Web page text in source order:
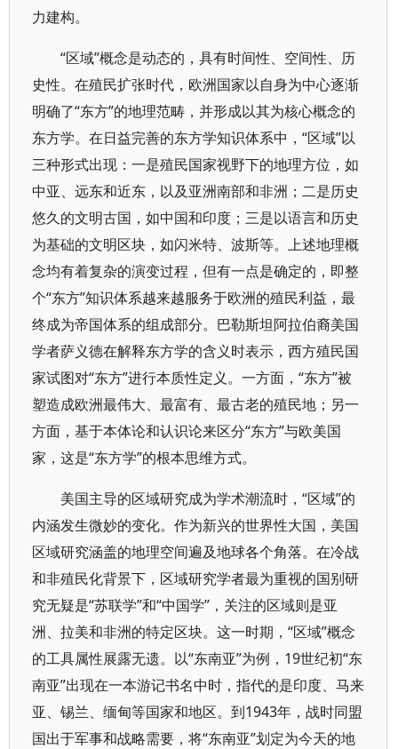
力建构。
“区域”概念是动态的，具有时间性、空间性、历
史性。在殖民扩张时代，欧洲国家以自身为中心逐渐
明确了“东方”的地理范畴，并形成以其为核心概念的
东方学。在日益完善的东方学知识体系中，“区域”以
三种形式出现：一是殖民国家视野下的地理方位，如
中亚、远东和近东，以及亚洲南部和非洲；二是历史
悠久的文明古国，如中国和印度；三是以语言和历史
为基础的文明区块，如闪米特、波斯等。上述地理概
念均有着复杂的演变过程，但有一点是确定的，即整
个“东方”知识体系越来越服务于欧洲的殖民利益，最
终成为帝国体系的组成部分。巴勒斯坦阿拉伯裔美国
学者萨义德在解释东方学的含义时表示，西方殖民国
家试图对“东方”进行本质性定义。一方面，“东方”被
塑造成欧洲最伟大、最富有、最古老的殖民地；另一
方面，基于本体论和认识论来区分“东方”与欧美国
家，这是“东方学”的根本思维方式。
美国主导的区域研究成为学术潮流时，“区域”的
内涵发生微妙的变化。作为新兴的世界性大国，美国
区域研究涵盖的地理空间遍及地球各个角落。在冷战
和非殖民化背景下，区域研究学者最为重视的国别研
究无疑是“苏联学”和“中国学”，关注的区域则是亚
洲、拉美和非洲的特定区块。这一时期，“区域”概念
的工具属性展露无遗。以“东南亚”为例，19世纪初“东
南亚”出现在一本游记书名中时，指代的是印度、马来
亚、锡兰、缅甸等国家和地区。到1943年，战时同盟
国出于军事和战略需要，将“东南亚”划定为今天的地